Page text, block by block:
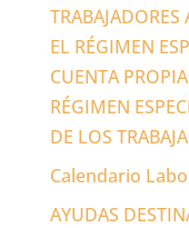
EL RÉGIMEN
CUENTA
RÉGIMEN
DE LOS
Calendario
AYUDAS